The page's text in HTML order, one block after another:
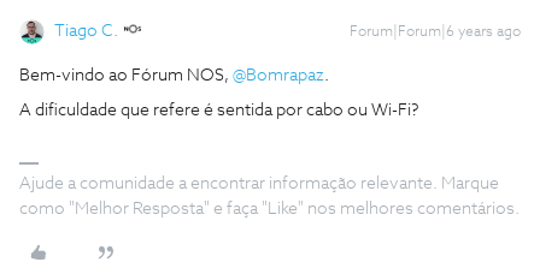
Tiago C. Forum|Forum|6 years ago
Bem-vindo ao Fórum NOS, @Bomrapaz.
A dificuldade que refere é sentida por cabo ou Wi-Fi?
Ajude a comunidade a encontrar informação relevante. Marque
como "Melhor Resposta" e faça "Like" nos melhores comentários.